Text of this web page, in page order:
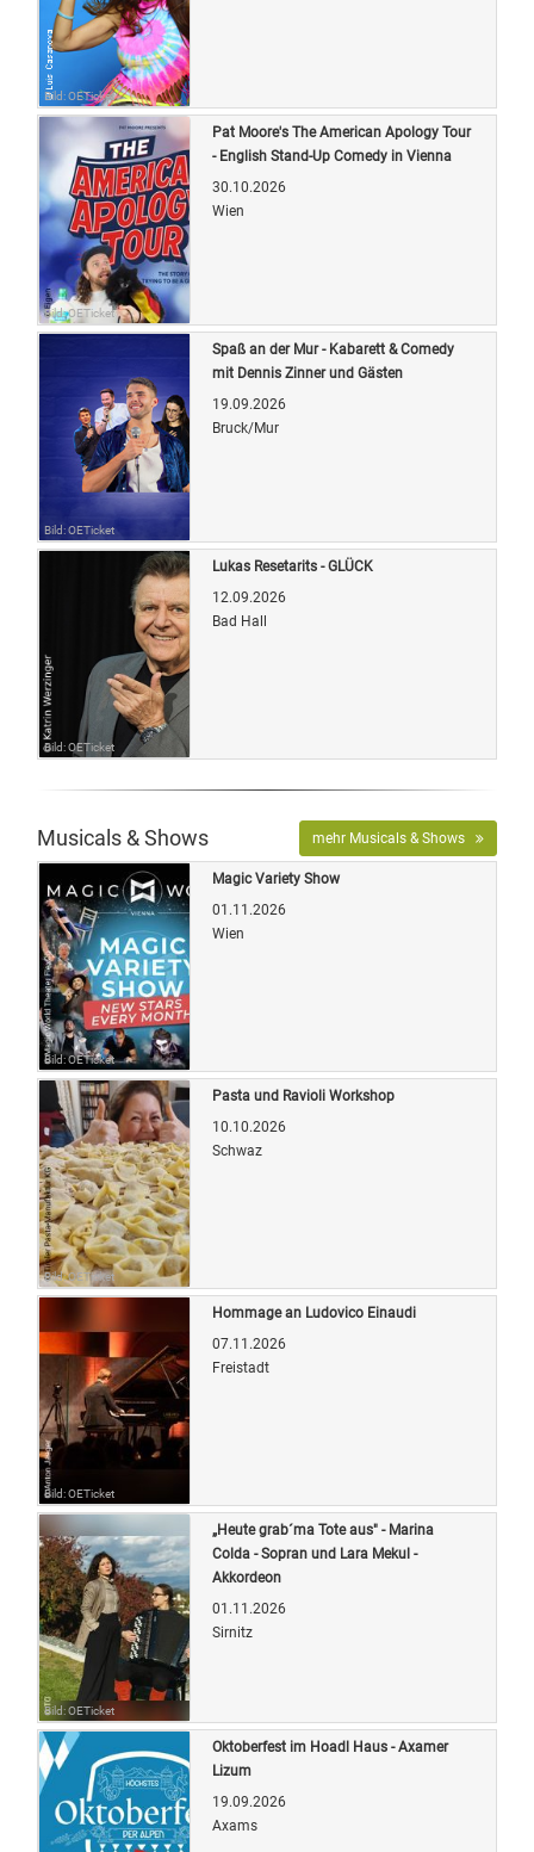
Bild: OETicket
Bild: OETicket
Pat Moore's The American Apology Tour
- English Stand-Up Comedy in Vienna
30.10.2026
Wien
Bild: OETicket
Spaß an der Mur - Kabarett & Comedy
mit Dennis Zinner und Gästen
19.09.2026
Bruck/Mur
Bild: OETicket
Lukas Resetarits - GLÜCK
12.09.2026
Bad Hall
Musicals & Shows mehr Musicals & Shows
Bild: OETicket
Magic Variety Show
01.11.2026
Wien
Bild: OETicket
Pasta und Ravioli Workshop
10.10.2026
Schwaz
Bild: OETicket
Hommage an Ludovico Einaudi
07.11.2026
Freistadt
Bild: OETicket
„Heute grab´ma Tote aus" - Marina
Colda - Sopran und Lara Mekul -
Akkordeon
01.11.2026
Sirnitz
Oktoberfest im Hoadl Haus - Axamer
Lizum
19.09.2026
Axams